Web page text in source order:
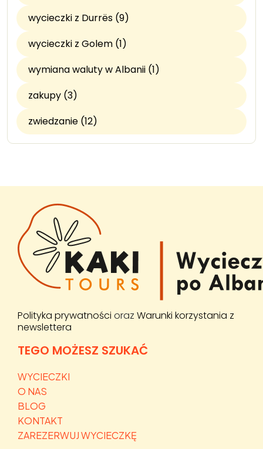
wycieczki z Durrës (9)
wycieczki z Golem (1)
wymiana waluty w Albanii (1)
zakupy (3)
zwiedzanie (12)
Polityka prywatności oraz Warunki korzystania z
newslettera
TEGO MOŻESZ SZUKAĆ
WYCIECZKI
O NAS
BLOG
KONTAKT
ZAREZERWUJ WYCIECZKĘ